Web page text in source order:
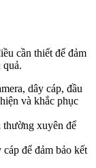
cần thiết để đảm
quả.
dây cáp, đầu
và khắc phục
thường xuyên để
để đảm bảo kết